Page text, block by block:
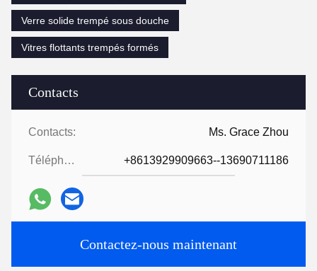
Contacts
Contacts: Ms. Grace Zhou
Téléphone: +8613929909663--13690711186
Contactez-nous maintenant
Verre solide trempé sous douche
Vitres flottants trempés formés